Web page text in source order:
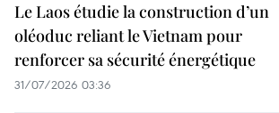
Le Laos étudie la construction d’un
oléoduc reliant le Vietnam pour
renforcer sa sécurité énergétique
31/07/2026 03:36